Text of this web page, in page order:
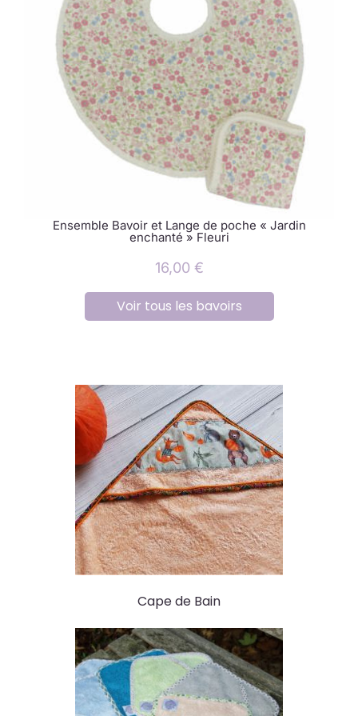
Ensemble Bavoir et Lange de poche « Jardin
enchanté » Fleuri
16,00 €
Voir tous les bavoirs
Cape de Bain